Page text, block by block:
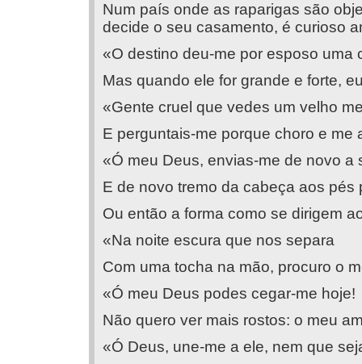
Num país onde as raparigas são
decide o seu casamento, é curioso
«O destino deu-me por esposo uma
Mas quando ele for grande e forte,
«Gente cruel que vedes um velho
E perguntais-me porque choro e me
«Ó meu Deus, envias-me de novo a
E de novo tremo da cabeça aos
Ou então a forma como se dirigem
«Na noite escura que nos separa
Com uma tocha na mão, procuro o
«Ó meu Deus podes cegar-me hoje!
Não quero ver mais rostos: o meu
«Ó Deus, une-me a ele, nem que